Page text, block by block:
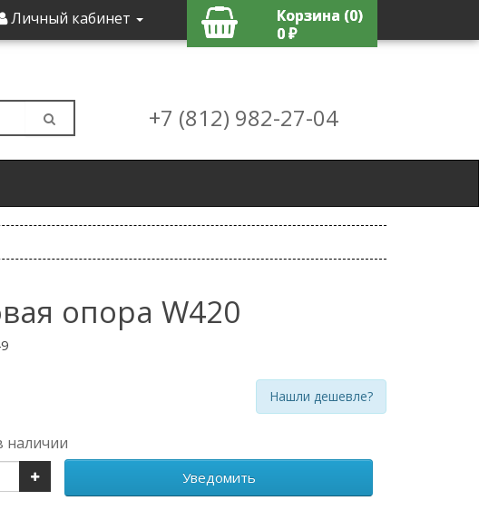
Личный кабинет
Корзина (0)
0 ₽
+7 (812) 982-27-04
опора W420
Нашли дешевле?
наличии
Уведомить